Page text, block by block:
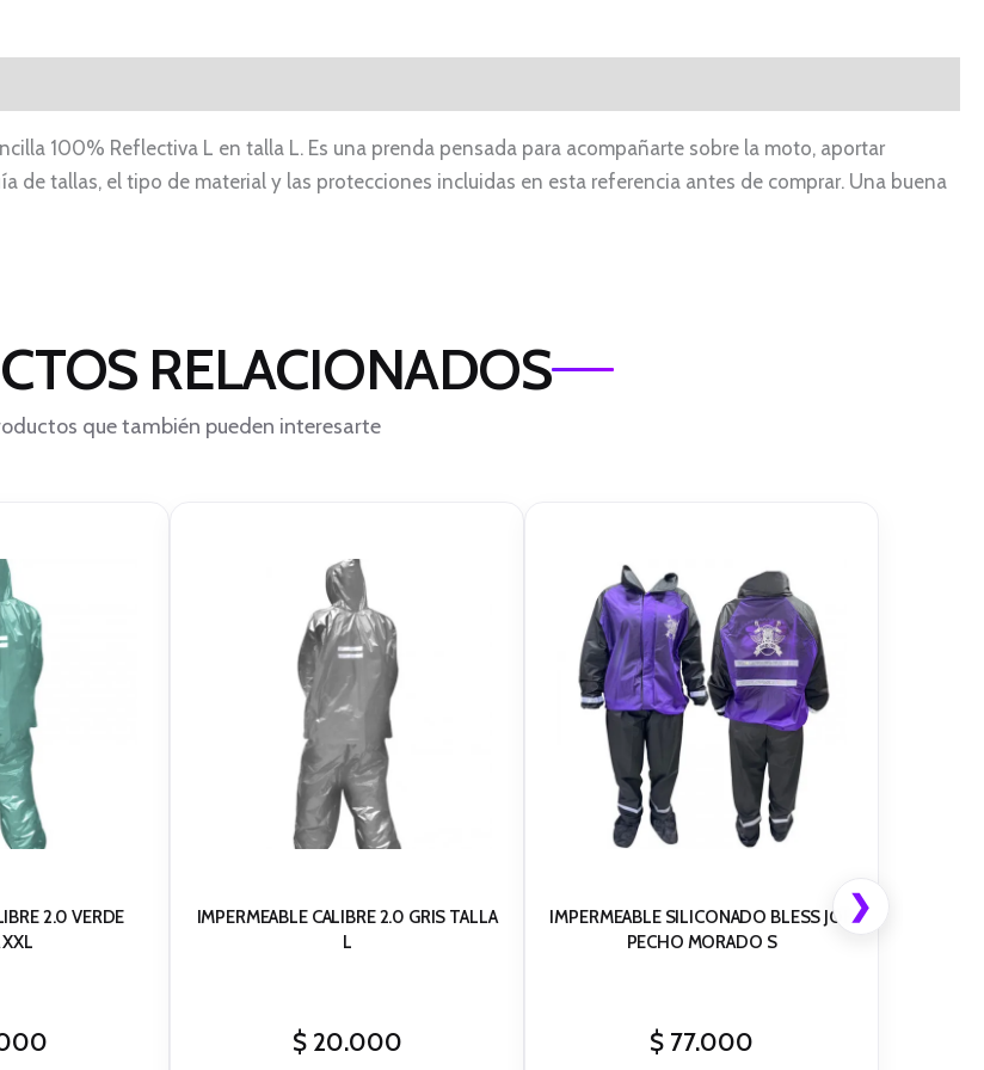
100% Reflectiva L en talla L. Es una prenda pensada para acompañarte sobre la moto, aportar
de tallas, el tipo de material y las protecciones incluidas en esta referencia antes de comprar. Una buena
RELACIONADOS
que también pueden interesarte
2.0 VERDE
IMPERMEABLE CALIBRE 2.0 GRIS TALLA
L
$20.000
IMPERMEABLE SILICONADO BLESS JOR
PECHO MORADO S
$ 77.000
❯